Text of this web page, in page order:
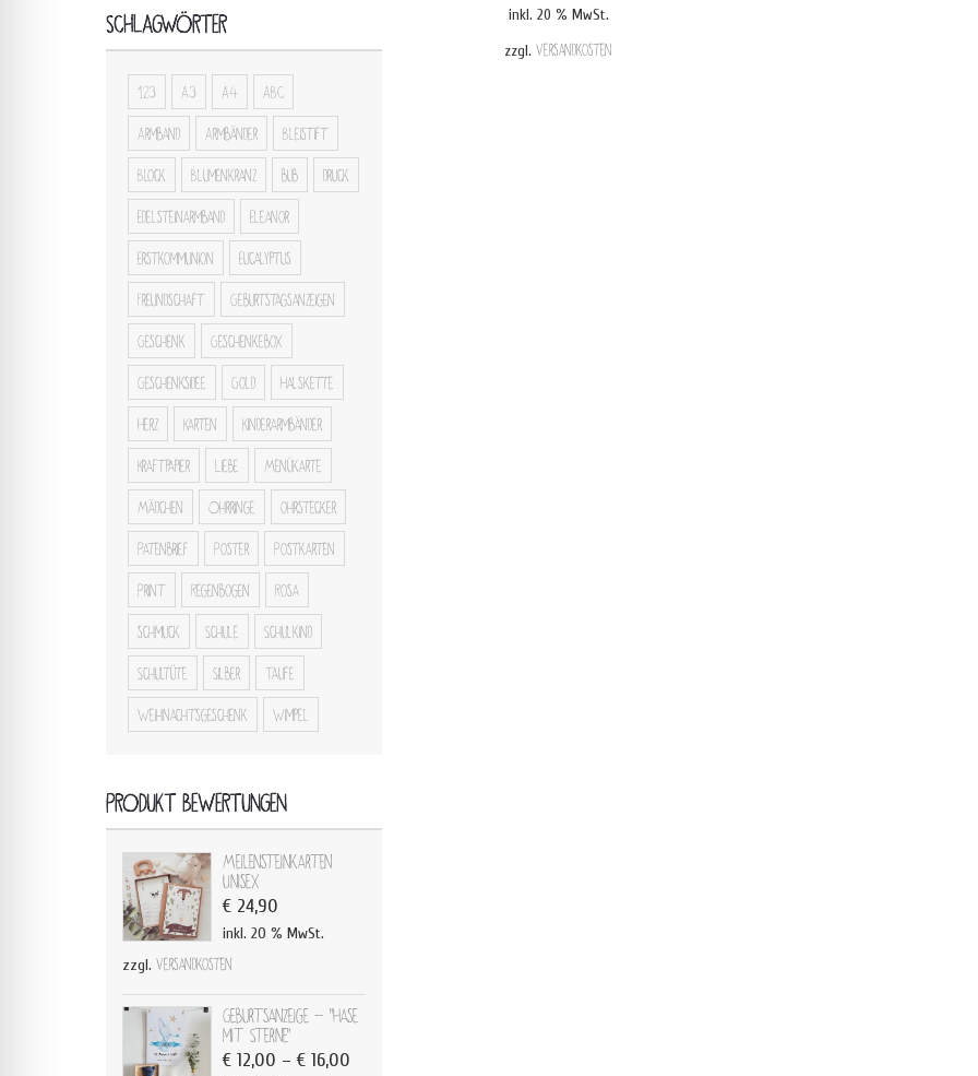
inkl. 20 % MwSt.
zzgl.Versandkosten
SCHLAGWÖRTER
123 A3 A4 ABC
Armband Armbänder Bleistift
Block Blumenkranz bub druck
Edelsteinarmband Eleanor
Erstkommunion Eucalyptus
Freundschaft Geburtstagsanzeigen
Geschenk Geschenkebox
Geschenksidee Gold Halskette
Herz Karten Kinderarmbänder
Kraftpapier Liebe Menükarte
Mädchen Ohrringe ohrstecker
Patenbrief Poster Postkarten
Print Regenbogen Rosa
schmuck Schule Schulkind
Schultüte Silber Taufe
Weihnachtsgeschenk Wimpel
PRODUKT BEWERTUNGEN
Meilensteinkarten
Unisex
€24,90
inkl. 20 % MwSt.
zzgl. Versandkosten
Geburtsanzeige - "Hase
mit Sterne"
€12,00 –€16,00